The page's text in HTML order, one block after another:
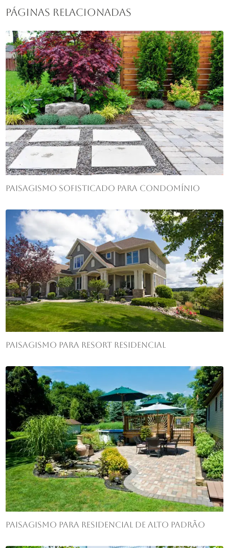
Páginas Relacionadas
Paisagismo sofisticado para condomínio
Paisagismo para resort residencial
Paisagismo para residencial de alto padrão